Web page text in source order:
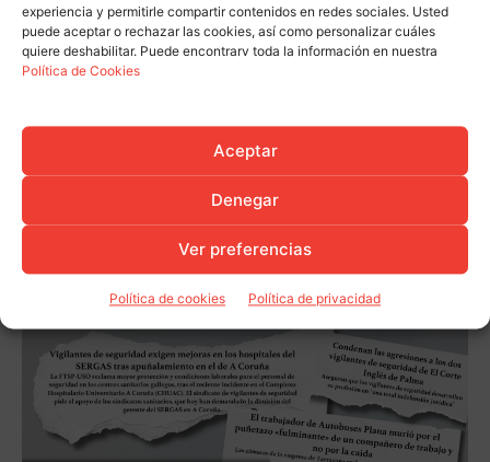
experiencia y permitirle compartir contenidos en redes sociales. Usted
puede aceptar o rechazar las cookies, así como personalizar cuáles
quiere deshabilitar. Puede encontrarv toda la información en nuestra
Política de Cookies
Aceptar
Denegar
Ver preferencias
Política de cookies Política de privacidad